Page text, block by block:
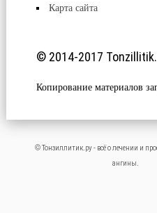
Карта сайта
© 2014-2017
Копирование материалов
© Тонзиллитик.ру - всё о лечении и
ангины.